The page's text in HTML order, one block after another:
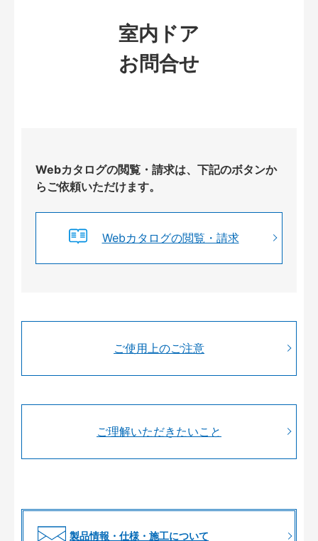
室内ドア
お問合せ
Webカタログの閲覧・請求は、下記のボタンか
らご依頼いただけます。
Webカタログの閲覧・請求
ご使用上のご注意
ご理解いただきたいこと
製品情報・仕様・施工について